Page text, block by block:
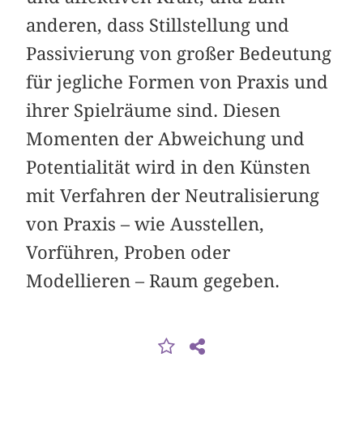
anderen, dass Stillstellung und
Passivierung von großer Bedeutung
für jegliche Formen von Praxis und
ihrer Spielräume sind. Diesen
Momenten der Abweichung und
Potentialität wird in den Künsten
mit Verfahren der Neutralisierung
von Praxis – wie Ausstellen,
Vorführen, Proben oder
Modellieren – Raum gegeben.